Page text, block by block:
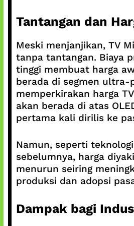
Tantangan dan
Meski menjanjikan, TV
tanpa tantangan. Biaya
tinggi membuat harga
berada di segmen ultra-
memperkirakan harga
akan berada di atas
pertama kali dirilis ke
Namun, seperti
sebelumnya, harga
menurun seiring
produksi dan adopsi
Dampak bagi